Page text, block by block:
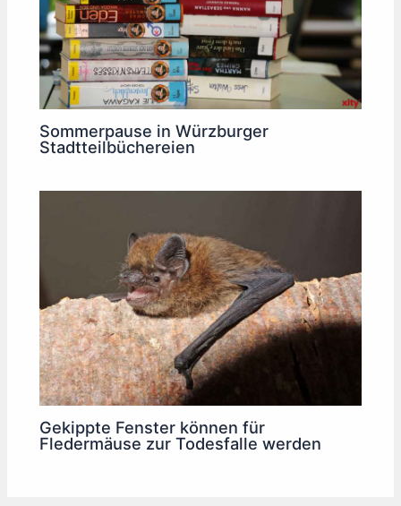
Sommerpause in Würzburger
Stadtteilbüchereien
Gekippte Fenster können für
Fledermäuse zur Todesfalle werden